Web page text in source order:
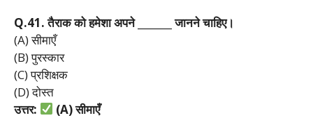
Q.41.तैराककोहमेशाअपने _______जाननेचाहिए।
(A) सीमाएँ
(B) पुरस्कार
(C) प्रशिक्षक
(D) दोस्त
उत्तर:
(A)सीमाएँ